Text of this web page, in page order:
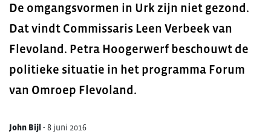
De omgangsvormen in Urk zijn niet gezond.
Dat vindt Commissaris Leen Verbeek van
Flevoland. Petra Hoogerwerf beschouwt de
politieke situatie in het programma Forum
van Omroep Flevoland.
John Bijl - 8 juni 2016